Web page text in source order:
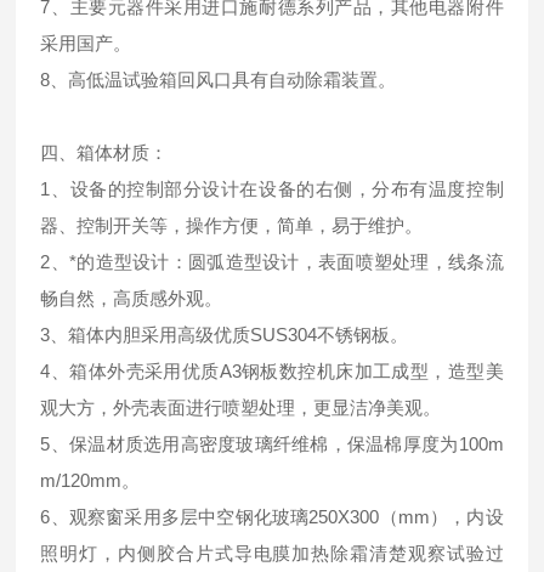
7、主要元器件采用进口施耐德系列产品，其他电器附件
采用国产。
8、高低温试验箱回风口具有自动除霜装置。
四、箱体材质：
1、设备的控制部分设计在设备的右侧，分布有温度控制
器、控制开关等，操作方便，简单，易于维护。
2、*的造型设计：圆弧造型设计，表面喷塑处理，线条流
畅自然，高质感外观。
3、箱体内胆采用高级优质SUS304不锈钢板。
4、箱体外壳采用优质A3钢板数控机床加工成型，造型美
观大方，外壳表面进行喷塑处理，更显洁净美观。
5、保温材质选用高密度玻璃纤维棉，保温棉厚度为100m
m/120mm。
6、观察窗采用多层中空钢化玻璃250X300（mm），内设
照明灯，内侧胶合片式导电膜加热除霜清楚观察试验过